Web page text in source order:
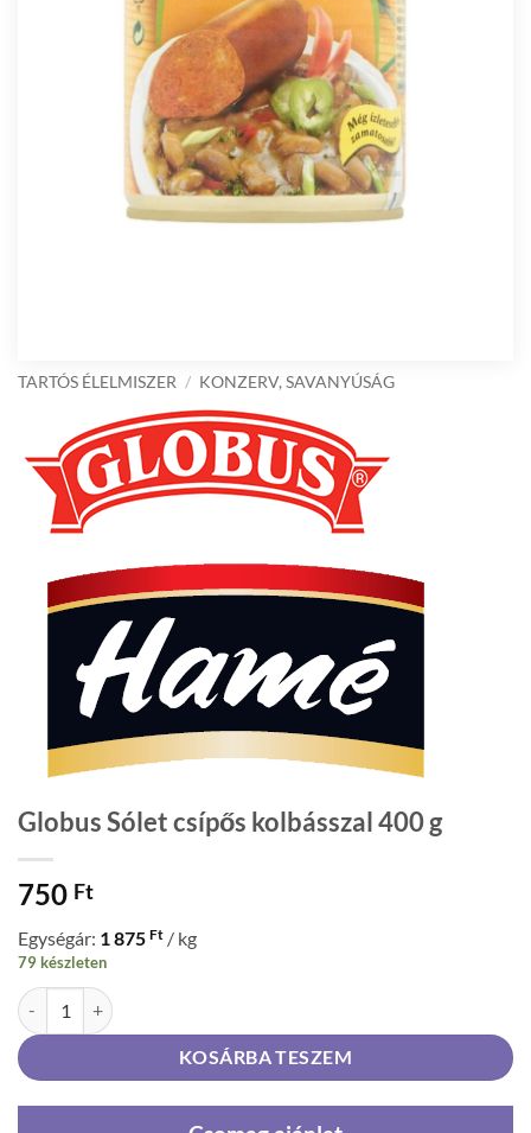
TARTÓS ÉLELMISZER / KONZERV, SAVANYÚSÁG
Globus Sólet csípős kolbásszal 400 g
750 Ft
Egységár: 1 875 Ft / kg
79 készleten
Globus Sólet csípős kolbásszal 400 g mennyiség
KOSÁRBA TESZEM